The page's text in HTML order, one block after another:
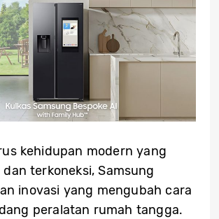
kehidupan modern yang
terkoneksi, Samsung
inovasi yang mengubah cara
peralatan rumah tangga.